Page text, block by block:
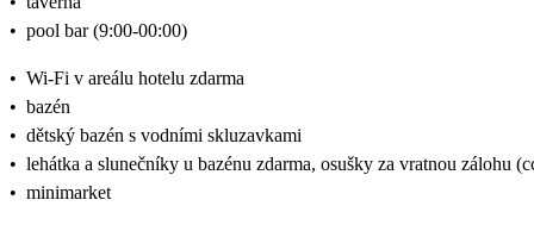
• pool bar (9:00-00:00)
• Wi-Fi v areálu hotelu zdarma
• bazén
• dětský bazén s vodními skluzavkami
• lehátka a slunečníky u bazénu zdarma, osušky za vratnou zálohu
• minimarket